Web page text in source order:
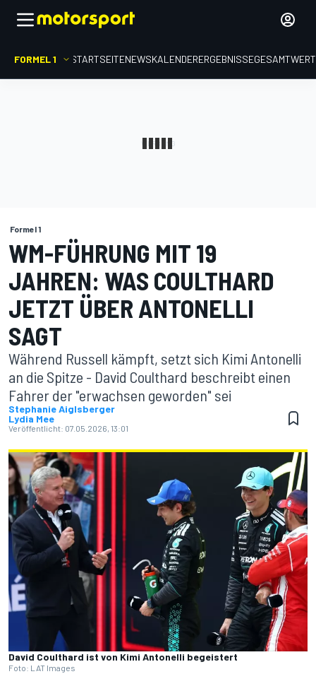
FORMEL 1 STARTSEITENEWSKALENDERERGEBNISSE
Formel 1
WM-FÜHRUNG MIT 19
JAHREN: WAS COULTHARD
JETZT ÜBER ANTONELLI
SAGT
Während Russell kämpft, setzt sich Kimi Antonelli
an die Spitze - David Coulthard beschreibt einen
Fahrer der "erwachsen geworden" sei
Stephanie Aiglsberger
Lydia Mee
Veröffentlicht: 07.05.2026, 13:01
David Coulthard ist von Kimi Antonelli begeistert
Foto: LAT Images